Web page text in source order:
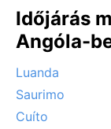
a
Időjárás
Angóla-
Luanda
Saurimo
Cuíto